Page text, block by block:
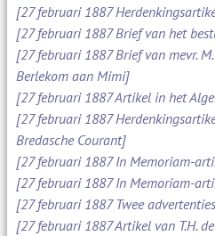
[27 februari 1887
[27 februari 1887 Brief van het
[27 februari 1887 Brief van mevr.
Berlekom aan Mimi]
[27 februari 1887 Artikel in het
[27 februari 1887
Bredasche Courant]
[27 februari 1887 In Memoriam-
[27 februari 1887 In Memoriam-
[27 februari 1887 Twee
[27 februari 1887 Artikel van T.H.